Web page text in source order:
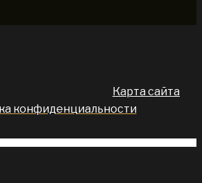
Карта сайта
конфиденциальности